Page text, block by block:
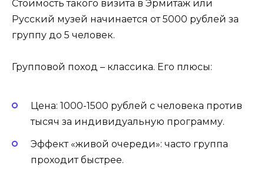
Стоимость такого визита в Эрмитаж или
Русский музей начинается от 5000 рублей за
группу до 5 человек.
Групповой поход – классика. Его плюсы:
Цена: 1000-1500 рублей с человека против
тысяч за индивидуальную программу.
Эффект «живой очереди»: часто группа
проходит быстрее.